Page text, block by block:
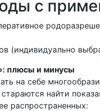
с
(индивидуально
плюсы и минусы
на себе
найти
распространенных: